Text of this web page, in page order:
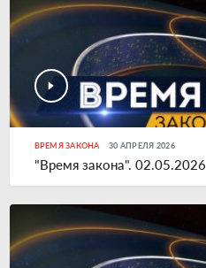
ВРЕМЯ ЗАКОНА 30 АПРЕЛЯ 2026
"Время закона". 02.05.2026